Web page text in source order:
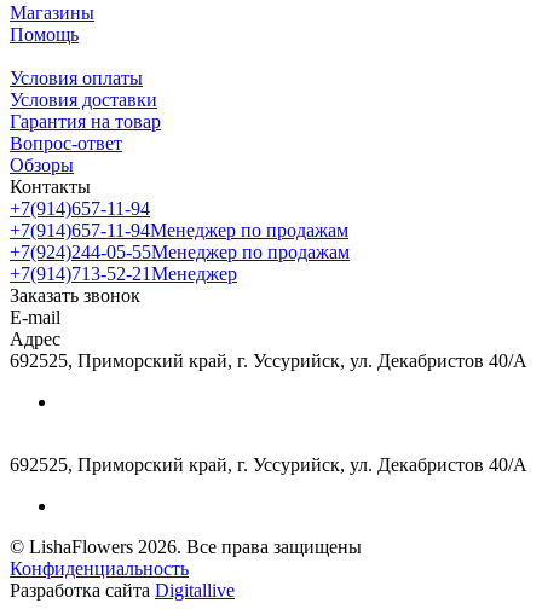
Магазины
Помощь
Условия оплаты
Условия доставки
Гарантия на товар
Вопрос-ответ
Обзоры
Контакты
+7(914)657-11-94
+7(914)657-11-94Менеджер по продажам
+7(924)244-05-55Менеджер по продажам
+7(914)713-52-21Менеджер
Заказать звонок
E-mail
Адрес
692525, Приморский край, г. Уссурийск, ул. Декабристов 40/А
692525, Приморский край, г. Уссурийск, ул. Декабристов 40/А
© LishaFlowers 2026. Все права защищены
Конфиденциальность
Разработка сайта Digitallive